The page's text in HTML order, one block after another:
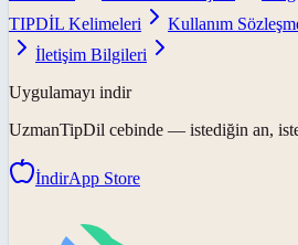
TIPDİL Kelimeleri
Kullanım
İletişim Bilgileri
Uygulamayı indir
UzmanTipDil cebinde — istediğin an,
İndirApp Store